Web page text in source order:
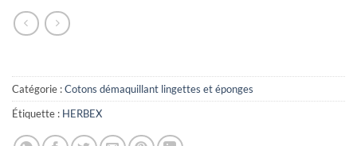
Catégorie :Cotons démaquillant lingettes et éponges
Étiquette : HERBEX